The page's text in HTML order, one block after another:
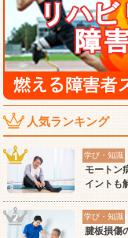
人気ランキング
学び・知識
モートン
イントも
学び・知識
腱板損傷